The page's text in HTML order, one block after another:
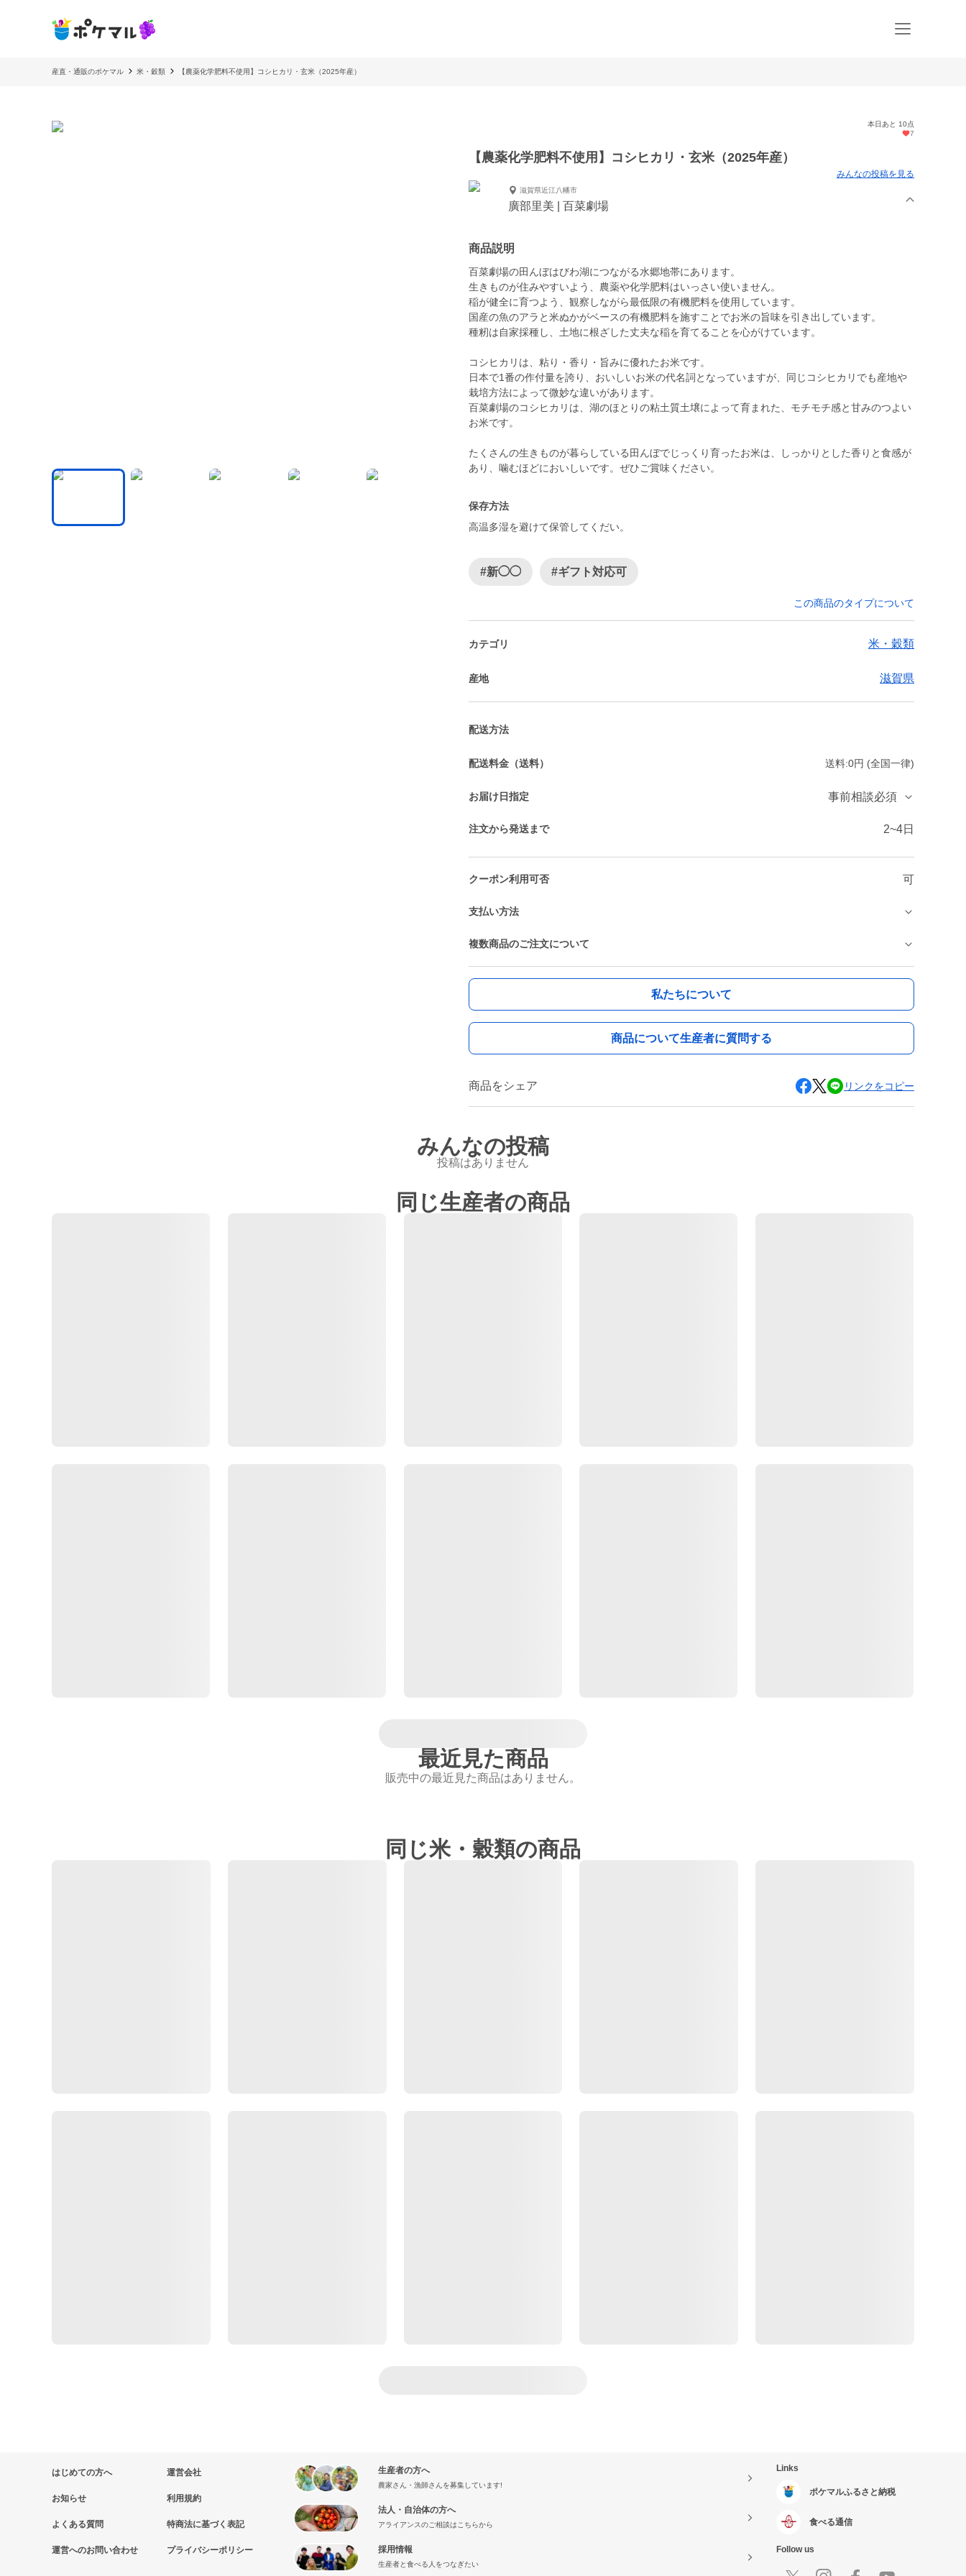
産直・通販のポケマル 米・穀類 【農薬化学肥料不使用】コシヒカリ・玄米（2025年産）
本日あと 10点
7
【農薬化学肥料不使用】コシヒカリ・玄米（2025年産）
みんなの投稿を見る
滋賀県近江八幡市
廣部里美 | 百菜劇場
商品説明
百菜劇場の田んぼはびわ湖につながる水郷地帯にあります。
生きものが住みやすいよう、農薬や化学肥料はいっさい使いません。
稲が健全に育つよう、観察しながら最低限の有機肥料を使用しています。
国産の魚のアラと米ぬかがベースの有機肥料を施すことでお米の旨味を引き出しています。
種籾は自家採種し、土地に根ざした丈夫な稲を育てることを心がけています。
コシヒカリは、粘り・香り・旨みに優れたお米です。
日本で1番の作付量を誇り、おいしいお米の代名詞となっていますが、同じコシヒカリでも産地や
栽培方法によって微妙な違いがあります。
百菜劇場のコシヒカリは、湖のほとりの粘土質土壌によって育まれた、モチモチ感と甘みのつよい
お米です。
たくさんの生きものが暮らしている田んぼでじっくり育ったお米は、しっかりとした香りと食感が
あり、噛むほどにおいしいです。ぜひご賞味ください。
保存方法
高温多湿を避けて保管してくだい。
#新◯◯ #ギフト対応可
この商品のタイプについて
カテゴリ 米・穀類
産地 滋賀県
配送方法
配送料金（送料） 送料:0円 (全国一律)
お届け日指定 事前相談必須
注文から発送まで 2~4日
クーポン利用可否 可
支払い方法
複数商品のご注文について
私たちについて
商品について生産者に質問する
商品をシェア リンクをコピー
みんなの投稿
投稿はありません
同じ生産者の商品
最近見た商品
販売中の最近見た商品はありません。
同じ米・穀類の商品
はじめての方へ
お知らせ
よくある質問
運営へのお問い合わせ
運営会社
利用規約
特商法に基づく表記
プライバシーポリシー
生産者の方へ
農家さん・漁師さんを募集しています!
法人・自治体の方へ
アライアンスのご相談はこちらから
採用情報
生産者と食べる人をつなぎたい
Links
ポケマルふるさと納税
食べる通信
Follow us